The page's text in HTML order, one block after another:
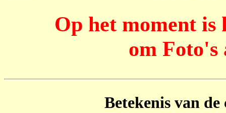
Op het moment
om Foto's
Betekenis van